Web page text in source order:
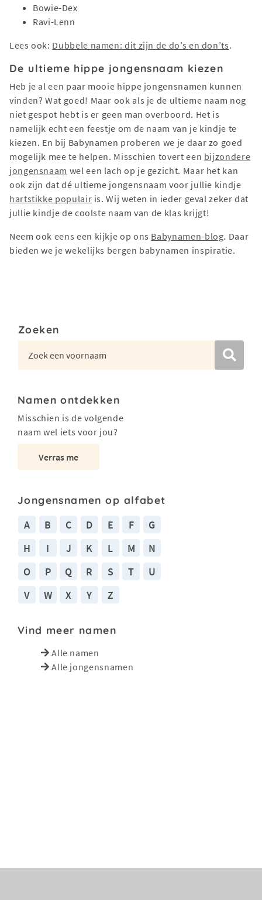
Bowie-Dex
Ravi-Lenn
Lees ook: Dubbele namen: dit zijn de do’s en don’ts.
De ultieme hippe jongensnaam kiezen
Heb je al een paar mooie hippe jongensnamen kunnen
vinden? Wat goed! Maar ook als je de ultieme naam nog
niet gespot hebt is er geen man overboord. Het is
namelijk echt een feestje om de naam van je kindje te
kiezen. En bij Babynamen proberen we je daar zo goed
mogelijk mee te helpen. Misschien tovert een bijzondere
jongensnaam wel een lach op je gezicht. Maar het kan
ook zijn dat dé ultieme jongensnaam voor jullie kindje
hartstikke populair is. Wij weten in ieder geval zeker dat
jullie kindje de coolste naam van de klas krijgt!
Neem ook eens een kijkje op ons Babynamen-blog. Daar
bieden we je wekelijks bergen babynamen inspiratie.
Zoeken
Namen ontdekken
Misschien is de volgende
naam wel iets voor jou?
Verras me
Jongensnamen op alfabet
A B C D E F
G
H
I J K L M
N
O
P Q R S T
U
V
W X Y Z
Vind meer namen
Alle namen
Alle jongensnamen